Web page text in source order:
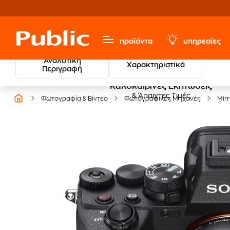
προϊόντα υπηρεσίες
Αναλυτική
Περιγραφή
Χαρακτηριστικά
Καλοκαιρινές Εκπτώσεις
& Άπαιχτες Τιμές
Φωτογραφία & Βίντεο Φωτογραφικές Μηχανές